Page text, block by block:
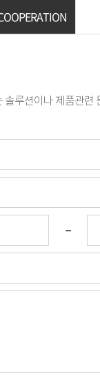
루션이나 제품관련
-